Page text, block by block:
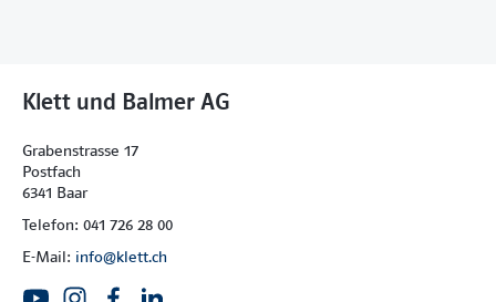
Klett und Balmer AG
Grabenstrasse 17
Postfach
6341 Baar
Telefon: 041 726 28 00
E-Mail: info@klett.ch